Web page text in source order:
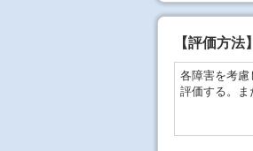
【評価方法】
各障害を考慮
評価する。ま